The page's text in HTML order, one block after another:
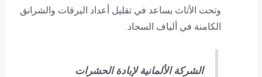
وتحت الأثاث يساعد في تقليل أعداد اليرقات والشرانق
الكامنة في ألياف السجاد.
الشركة الألمانية لإبادة الحشرات